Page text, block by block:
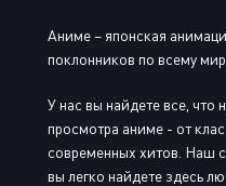
Аниме – японская
поклонников по всему
У нас вы найдете все, что
просмотра аниме - от
современных хитов. Наш
вы легко найдете здесь